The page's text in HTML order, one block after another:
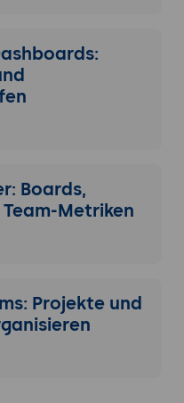
Boards,
Metriken
Projekte und